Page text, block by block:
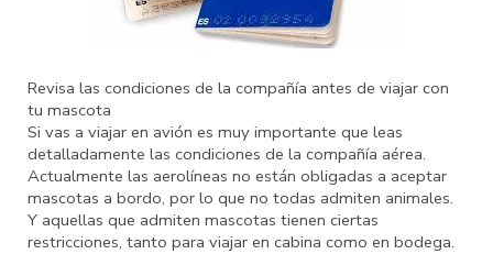
Revisa las condiciones de la compañía antes de viajar con
tu mascota
Si vas a viajar en avión es muy importante que leas
detalladamente las condiciones de la compañía aérea.
Actualmente las aerolíneas no están obligadas a aceptar
mascotas a bordo, por lo que no todas admiten animales.
Y aquellas que admiten mascotas tienen ciertas
restricciones, tanto para viajar en cabina como en bodega.